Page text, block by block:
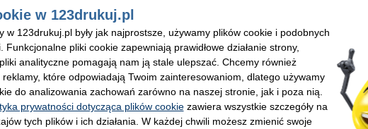
oryginalne
Opis
Oryginalne zszywki Xerox 008R12897.
Właściwości
Kolor: - Marka:
Typ:
Zszywki
Wersja:
Standard Numer artykułu:
Pojemność:
16.000 zszywki
w 123drukuj.pl
w 123drukuj.pl były jak najprostsze, używamy plików cookie i podobnych
Funkcjonalne pliki cookie zapewniają prawidłowe działanie strony,
analityczne pomagają nam ją stale ulepszać. Chcemy również
reklamy, które odpowiadają Twoim zainteresowaniom, dlatego używamy
do analizowania zachowań zarówno na naszej stronie, jak i poza nią.
prywatności dotycząca plików cookiezawiera wszystkie szczegóły na
tych plików i ich działania. W każdej chwili możesz zmienić swoje